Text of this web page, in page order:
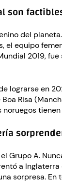
son
del
el equipo
2019,
lograrse en
Risa
noruegos
Grupo A.
a
sorpresa.